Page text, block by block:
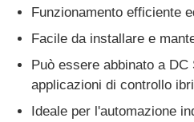
Controllo di qualità
Funzionamento efficiente
Facile da installare e
Può essere abbinato a
applicazioni di controllo
Ideale per l'automazione